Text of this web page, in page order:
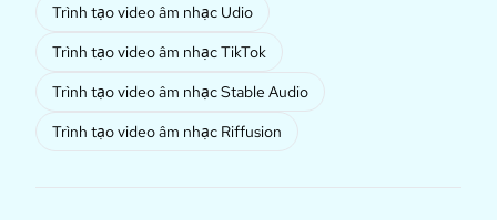
Trình tạo video âm nhạc Udio
Trình tạo video âm nhạc TikTok
Trình tạo video âm nhạc Stable Audio
Trình tạo video âm nhạc Riffusion